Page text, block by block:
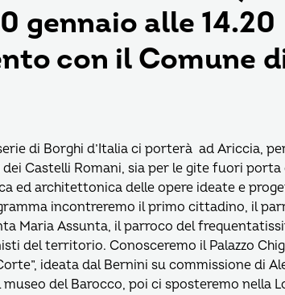
gennaio alle 14.20
con il Comune
di Borghi d’Italia ci porterà ad Ariccia,
Castelli Romani, sia per le gite fuori porta
ed architettonica delle opere ideate e
incontreremo il primo cittadino, il
Maria Assunta, il parroco del
del territorio. Conosceremo il Palazzo
ideata dal Bernini su commissione di
del Barocco, poi ci sposteremo nella